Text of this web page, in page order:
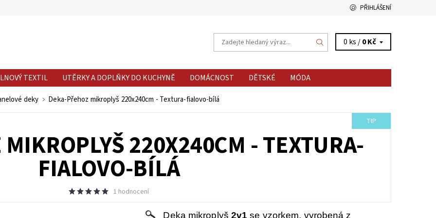
PŘIHLÁŠENÍ
0 ks /0 Kč
TEXTIL UTĚRKY A DOPLŇKY DO KUCHYNĚ DOMÁCNOST DĚTSKÉ
MÓDA
deky Deka-Přehoz mikroplyš 220x240cm - Textura-fialovo-bílá
TIP
220X240CM - TEXTURA-
FIALOVO-BÍLÁ
1 hodnocení
Deka mikroplyš 2v1 se vzorkem, vyrobená z